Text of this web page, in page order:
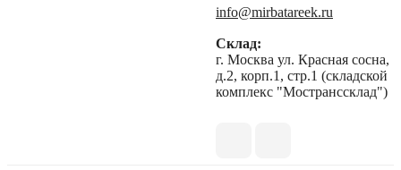
info@mirbatareek.ru
Склад:
г. Москва ул. Красная сосна,
д.2, корп.1, стр.1 (складской
комплекс "Мостранссклад")